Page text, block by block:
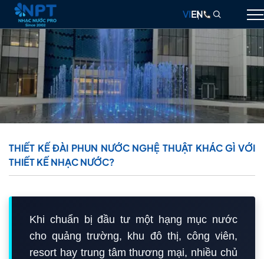
GIỚI THIỆU
NHẠC NƯỚC
ĐÀI PHUN NƯỚC
DỰ ÁN
LIÊN HỆ
VIEN
THIẾT KẾ ĐÀI PHUN NƯỚC NGHỆ THUẬT KHÁC GÌ VỚI
THIẾT KẾ NHẠC NƯỚC?
Khi chuẩn bị đầu tư một hạng mục nước
cho quảng trường, khu đô thị, công viên,
resort hay trung tâm thương mại, nhiều chủ